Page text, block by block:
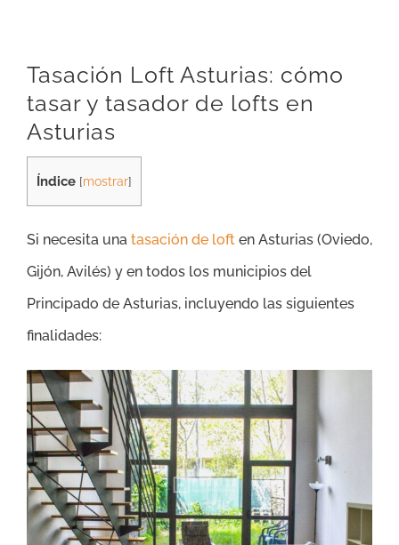
Tasación Loft Asturias: cómo
tasar y tasador de lofts en
Asturias
Índice [mostrar]
Si necesita una tasación de loft en Asturias (Oviedo,
Gijón, Avilés) y en todos los municipios del
Principado de Asturias, incluyendo las siguientes
finalidades: